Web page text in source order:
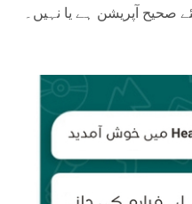
صحیح آپریشن ہے یا نہیں۔